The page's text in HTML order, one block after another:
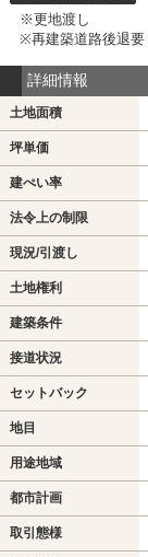
※更地渡し
※再建築道路後退要
詳細情報
土地面積
坪単価
建ぺい率
法令上の制限
現況/引渡し
土地権利
建築条件
接道状況
セットバック
地目
用途地域
都市計画
取引態様